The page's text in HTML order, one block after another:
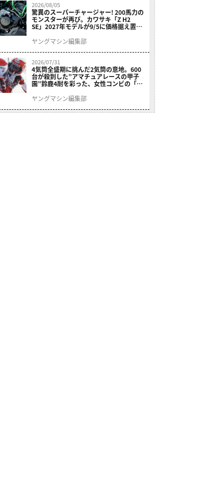
2026/08/05
驚異のスーパーチャージャー! 200馬力の
モンスターが再び。カワサキ「Z H2
SE」2027年モデルが9/5に価格据え置き
ヤングマシン編集部
2026/07/31
4気筒全盛期に挑んだ2気筒の意地。600
台が殺到した”アマチュアレースの甲子
園”鈴鹿4耐を彩った、女性コンビの「ス
ヤングマシン編集部